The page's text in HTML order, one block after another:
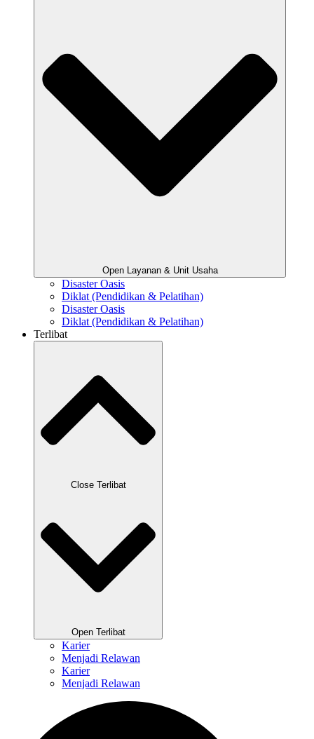
Open Layanan & Unit Usaha
Disaster Oasis
Diklat (Pendidikan & Pelatihan)
Disaster Oasis
Diklat (Pendidikan & Pelatihan)
Terlibat
Close Terlibat
Open Terlibat
Karier
Menjadi Relawan
Karier
Menjadi Relawan